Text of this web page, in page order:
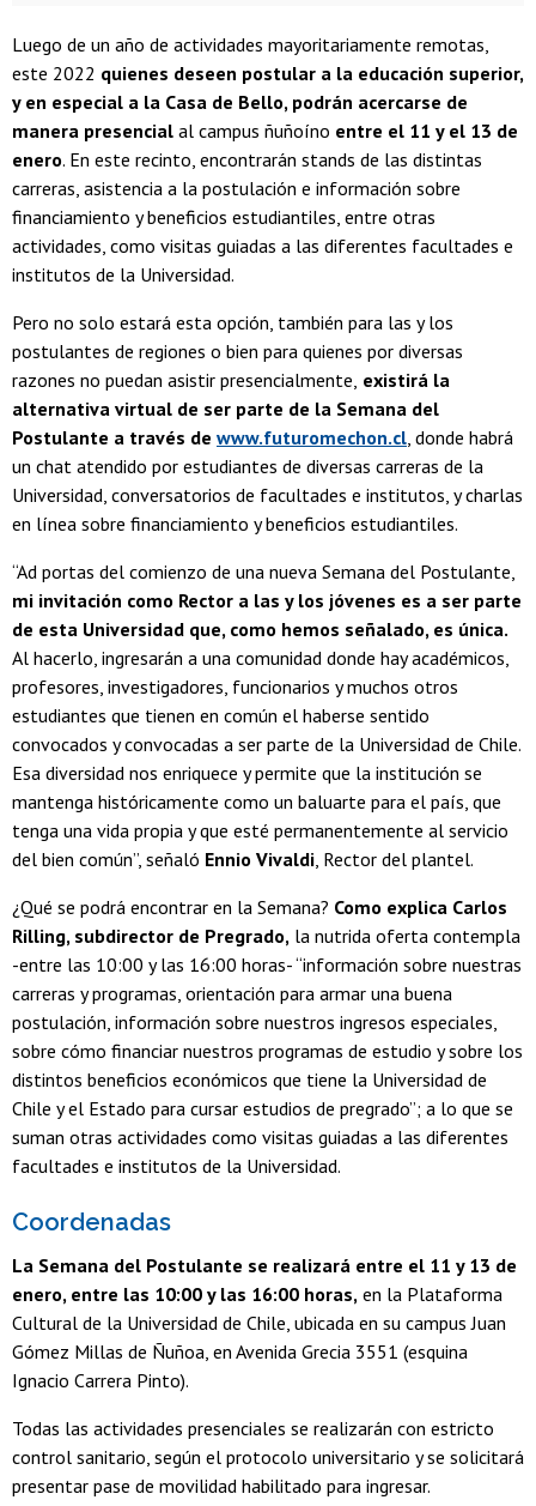
Luego de un año de actividades mayoritariamente remotas,
este 2022 quienes deseen postular a la educación superior,
y en especial a la Casa de Bello, podrán acercarse de
manera presencial al campus ñuñoíno entre el 11 y el 13 de
enero. En este recinto, encontrarán stands de las distintas
carreras, asistencia a la postulación e información sobre
financiamiento y beneficios estudiantiles, entre otras
actividades, como visitas guiadas a las diferentes facultades e
institutos de la Universidad.
Pero no solo estará esta opción, también para las y los
postulantes de regiones o bien para quienes por diversas
razones no puedan asistir presencialmente, existirá la
alternativa virtual de ser parte de la Semana del
Postulante a través de www.futuromechon.cl, donde habrá
un chat atendido por estudiantes de diversas carreras de la
Universidad, conversatorios de facultades e institutos, y charlas
en línea sobre financiamiento y beneficios estudiantiles.
“Ad portas del comienzo de una nueva Semana del Postulante,
mi invitación como Rector a las y los jóvenes es a ser parte
de esta Universidad que, como hemos señalado, es única.
Al hacerlo, ingresarán a una comunidad donde hay académicos,
profesores, investigadores, funcionarios y muchos otros
estudiantes que tienen en común el haberse sentido
convocados y convocadas a ser parte de la Universidad de Chile.
Esa diversidad nos enriquece y permite que la institución se
mantenga históricamente como un baluarte para el país, que
tenga una vida propia y que esté permanentemente al servicio
del bien común”, señaló Ennio Vivaldi, Rector del plantel.
¿Qué se podrá encontrar en la Semana? Como explica Carlos
Rilling, subdirector de Pregrado, la nutrida oferta contempla
-entre las 10:00 y las 16:00 horas- “información sobre nuestras
carreras y programas, orientación para armar una buena
postulación, información sobre nuestros ingresos especiales,
sobre cómo financiar nuestros programas de estudio y sobre los
distintos beneficios económicos que tiene la Universidad de
Chile y el Estado para cursar estudios de pregrado”; a lo que se
suman otras actividades como visitas guiadas a las diferentes
facultades e institutos de la Universidad.
Coordenadas
La Semana del Postulante se realizará entre el 11 y 13 de
enero, entre las 10:00 y las 16:00 horas, en la Plataforma
Cultural de la Universidad de Chile, ubicada en su campus Juan
Gómez Millas de Ñuñoa, en Avenida Grecia 3551 (esquina
Ignacio Carrera Pinto).
Todas las actividades presenciales se realizarán con estricto
control sanitario, según el protocolo universitario y se solicitará
presentar pase de movilidad habilitado para ingresar.